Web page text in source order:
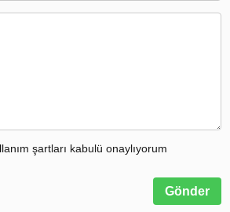
şartları kabulü onaylıyorum
Gönder